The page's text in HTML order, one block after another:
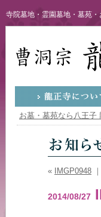
寺院墓地・霊園墓地・墓苑
お墓・墓苑なら八王子
« IMGP0948
2014/08/27